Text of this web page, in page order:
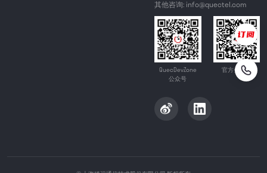
其他咨询: info@quectel.com
QuecDevZone
公众号
官方公众号